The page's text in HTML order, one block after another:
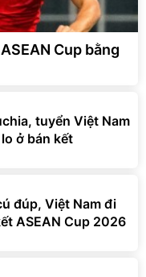
Cup bằng
tuyển Việt Nam
ở bán kết
đúp, Việt Nam đi
ASEAN Cup 2026